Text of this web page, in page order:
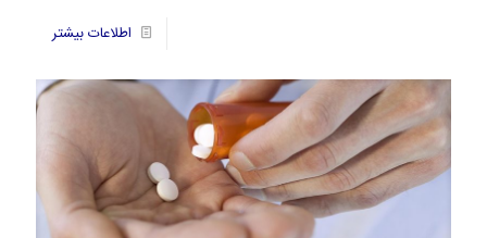
اطلاعات بیشتر